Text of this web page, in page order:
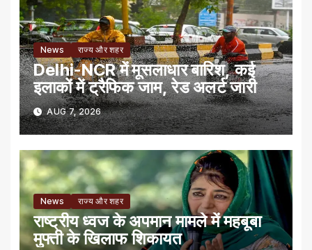
News राज्य और शहर
Delhi-NCR में मूसलाधार बारिश, कई
इलाकों में ट्रैफिक जाम, रेड अलर्ट जारी
AUG 7, 2026
News राज्य और शहर
राष्ट्रीय ध्वज के अपमान मामले में महबूबा
मुफ्ती के खिलाफ शिकायत